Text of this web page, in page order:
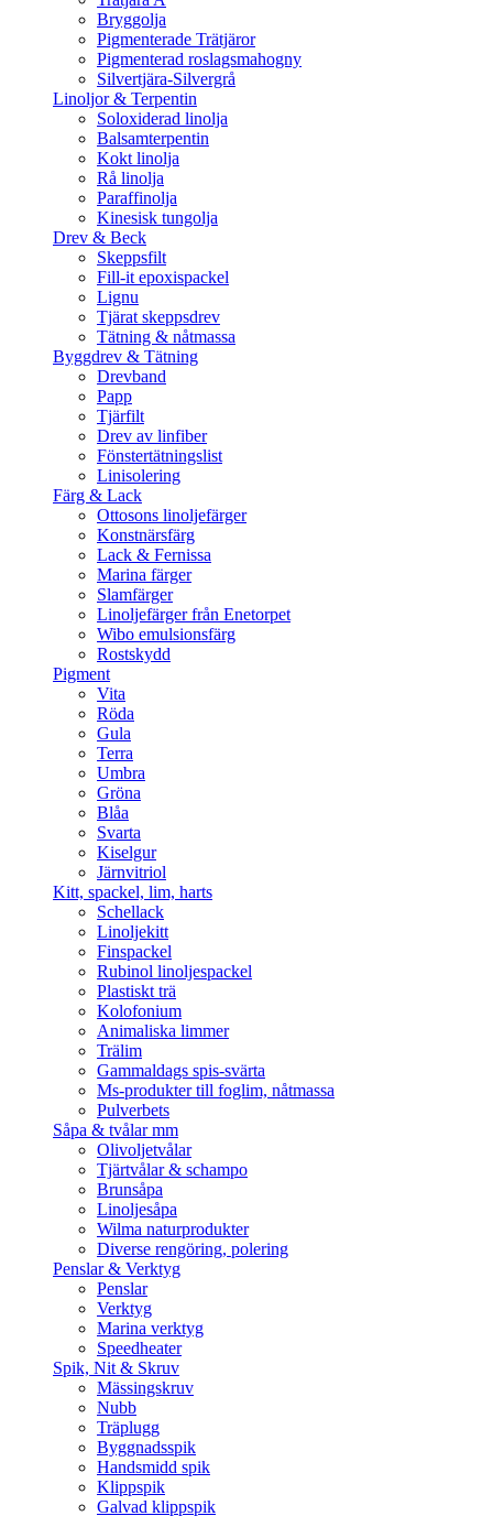
Bryggolja
Pigmenterade Trätjäror
Pigmenterad roslagsmahogny
Silvertjära-Silvergrå
Linoljor & Terpentin
Soloxiderad linolja
Balsamterpentin
Kokt linolja
Rå linolja
Paraffinolja
Kinesisk tungolja
Drev & Beck
Skeppsfilt
Fill-it epoxispackel
Lignu
Tjärat skeppsdrev
Tätning & nåtmassa
Byggdrev & Tätning
Drevband
Papp
Tjärfilt
Drev av linfiber
Fönstertätningslist
Linisolering
Färg & Lack
Ottosons linoljefärger
Konstnärsfärg
Lack & Fernissa
Marina färger
Slamfärger
Linoljefärger från Enetorpet
Wibo emulsionsfärg
Rostskydd
Pigment
Vita
Röda
Gula
Terra
Umbra
Gröna
Blåa
Svarta
Kiselgur
Järnvitriol
Kitt, spackel, lim, harts
Schellack
Linoljekitt
Finspackel
Rubinol linoljespackel
Plastiskt trä
Kolofonium
Animaliska limmer
Trälim
Gammaldags spis-svärta
Ms-produkter till foglim, nåtmassa
Pulverbets
Såpa & tvålar mm
Olivoljetvålar
Tjärtvålar & schampo
Brunsåpa
Linoljesåpa
Wilma naturprodukter
Diverse rengöring, polering
Penslar & Verktyg
Penslar
Verktyg
Marina verktyg
Speedheater
Spik, Nit & Skruv
Mässingskruv
Nubb
Träplugg
Byggnadsspik
Handsmidd spik
Klippspik
Galvad klippspik